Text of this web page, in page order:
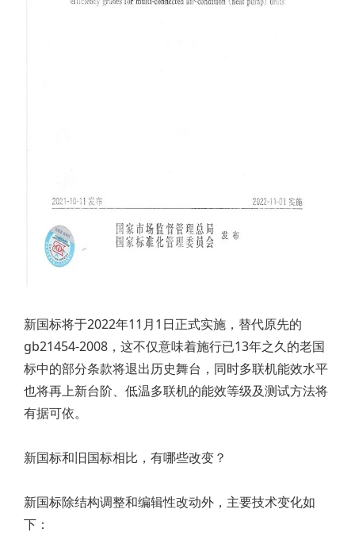
新国标将于2022年11月1日正式实施，替代原先的
gb21454-2008，这不仅意味着施行已13年之久的老国
标中的部分条款将退出历史舞台，同时多联机能效水平
也将再上新台阶、低温多联机的能效等级及测试方法将
有据可依。
新国标和旧国标相比，有哪些改变？
新国标除结构调整和编辑性改动外，主要技术变化如
下：